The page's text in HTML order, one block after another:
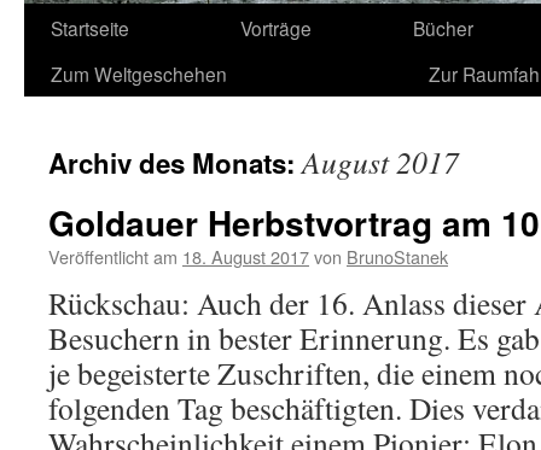
Startseite Vorträge
Bücher
Zum Weltgeschehen
Zur
Archiv des Monats:August 2017
Goldauer Herbstvortrag am
Veröffentlicht am 18. August 2017von BrunoStanek
Rückschau: Auch der 16. Anlass
Besuchern in bester Erinnerung. Es
je begeisterte Zuschriften, die einem
folgenden Tag beschäftigten. Dies